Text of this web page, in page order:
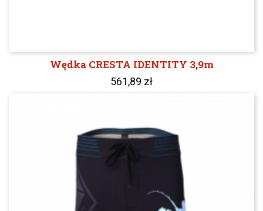
Wędka CRESTA IDENTITY 3,9m
561,89 zł